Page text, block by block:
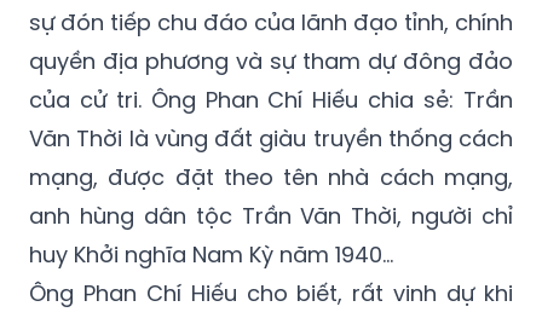
sự đón tiếp chu đáo của lãnh đạo tỉnh, chính
quyền địa phương và sự tham dự đông đảo
của cử tri. Ông Phan Chí Hiếu chia sẻ: Trần
Văn Thời là vùng đất giàu truyền thống cách
mạng, được đặt theo tên nhà cách mạng,
anh hùng dân tộc Trần Văn Thời, người chỉ
huy Khởi nghĩa Nam Kỳ năm 1940…
Ông Phan Chí Hiếu cho biết, rất vinh dự khi